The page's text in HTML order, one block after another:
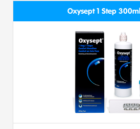
Oxysept 1 Step